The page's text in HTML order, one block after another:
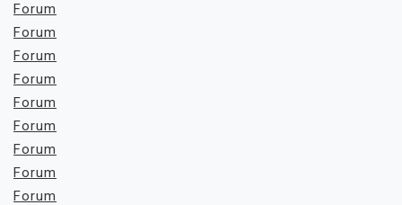
Forum
Forum
Forum
Forum
Forum
Forum
Forum
Forum
Forum